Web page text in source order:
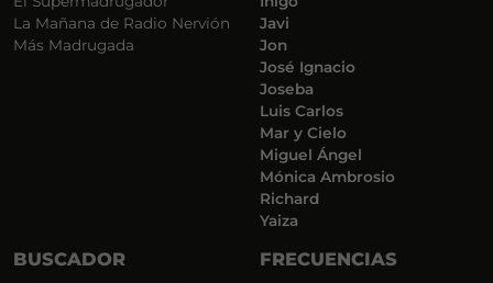
La Mañana de Radio Nervión
Más Madrugada
Javi
Jon
José Ignacio
Joseba
Luis Carlos
Mar y Cielo
Miguel Ángel
Mónica Ambrosio
Richard
Yaiza
BUSCADOR FRECUENCIAS